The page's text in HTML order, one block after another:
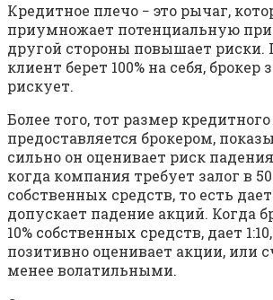
Кредитное плечо − это рычаг,
приумножает потенциальную
другой стороны повышает риски.
клиент берет 100% на себя,
рискует.
Более того, тот размер
предоставляется брокером,
сильно он оценивает риск
когда компания требует залог в
собственных средств, то есть дает
допускает падение акций. Когда
10% собственных средств, дает
позитивно оценивает акции, или
менее волатильными.